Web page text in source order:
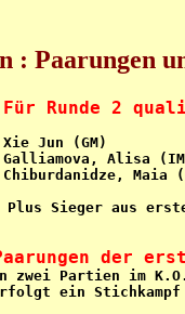
: Paarungen
Für Runde 2
Jun (GM)
Alisa
Maia
Plus Sieger aus
der
zwei Partien im
ein